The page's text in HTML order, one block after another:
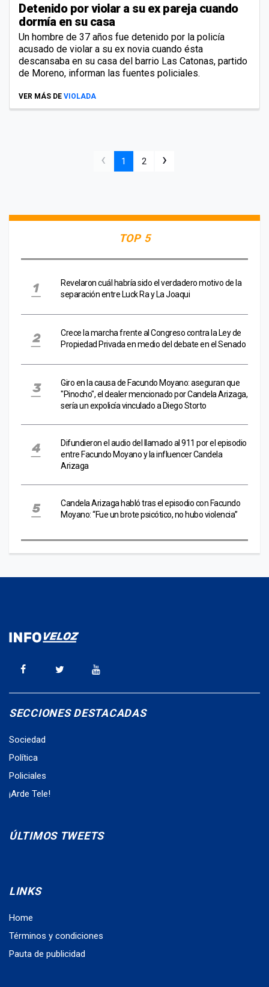
Detenido por violar a su ex pareja cuando
dormía en su casa
Un hombre de 37 años fue detenido por la policía
acusado de violar a su ex novia cuando ésta
descansaba en su casa del barrio Las Catonas, partido
de Moreno, informan las fuentes policiales.
VER MÁS DE VIOLADA
‹ 1 2 ›
TOP 5
Revelaron cuál habría sido el verdadero motivo de la
separación entre Luck Ra y La Joaqui
Crece la marcha frente al Congreso contra la Ley de
Propiedad Privada en medio del debate en el Senado
Giro en la causa de Facundo Moyano: aseguran que
"Pinocho", el dealer mencionado por Candela Arizaga,
sería un expolicía vinculado a Diego Storto
Difundieron el audio del llamado al 911 por el episodio
entre Facundo Moyano y la influencer Candela
Arizaga
Candela Arizaga habló tras el episodio con Facundo
Moyano: “Fue un brote psicótico, no hubo violencia”
SECCIONES DESTACADAS
Sociedad
Política
Policiales
¡Arde Tele!
ÚLTIMOS TWEETS
LINKS
Home
Términos y condiciones
Pauta de publicidad